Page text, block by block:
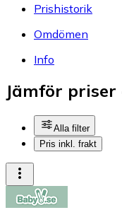
Prishistorik
Omdömen
Info
Jämför
Alla filter
Pris inkl. frakt